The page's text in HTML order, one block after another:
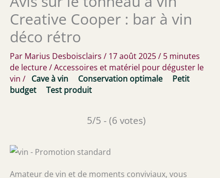
Creative Cooper : bar à vin
déco rétro
Par Marius Desboisclairs / 17 août 2025/ 5 minutes
de lecture/Accessoires et matériel pour déguster le
vin / Cave à vin Conservation optimale
Petit
budget
Test produit
5/5 - (6 votes)
Amateur de vin et de moments conviviaux, vous